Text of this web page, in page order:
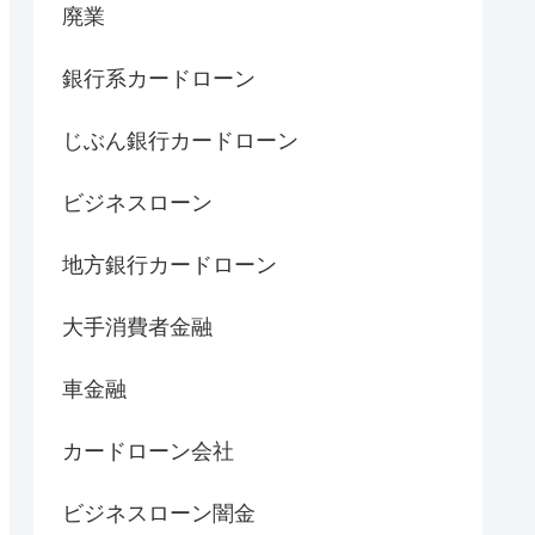
廃業
銀行系カードローン
じぶん銀行カードローン
ビジネスローン
地方銀行カードローン
大手消費者金融
車金融
カードローン会社
ビジネスローン闇金